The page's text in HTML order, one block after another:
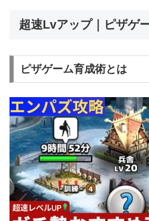
超速Lvアップ｜ピザゲ
ピザゲーム育成術とは